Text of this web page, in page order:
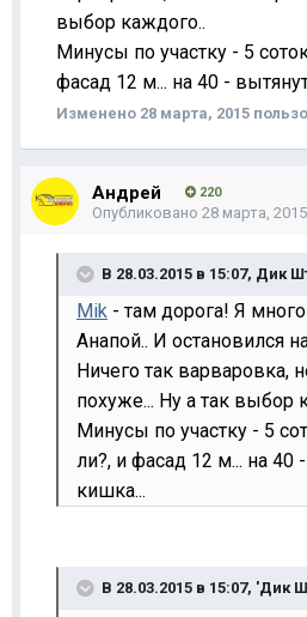
выбор каждого..
Минусы по участку - 5
фасад 12 м... на 40 -
Изменено 28 марта, 2015
Андрей 220
Опубликовано 28 марта, 2015
В 28.03.2015 в 15:07, Дик
Mik - там дорога! Я
Анапой.. И остановился
Ничего так варваровка,
похуже... Ну а так выбор
Минусы по участку - 5
ли?, и фасад 12 м... на 40
кишка...
В 28.03.2015 в 15:07, 'Дик